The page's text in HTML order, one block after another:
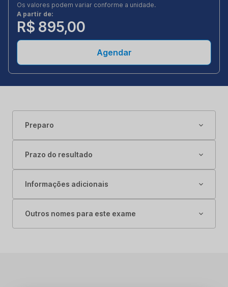
Os valores podem variar conforme a unidade.
A partir de:
R$ 895,00
Agendar
Preparo
Prazo do resultado
Informações adicionais
Outros nomes para este exame